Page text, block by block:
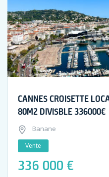
CANNES CROISETTE
80M2 DIVISBLE 336000€
Banane
Vente
336 000 €